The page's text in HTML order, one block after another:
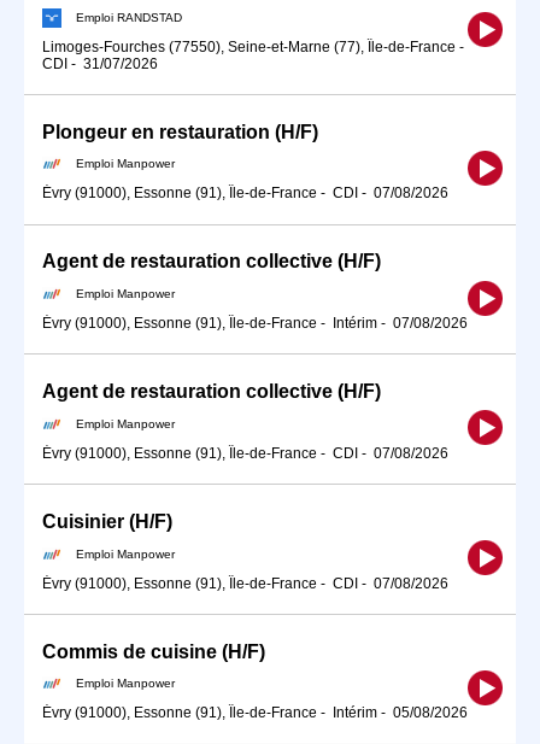
Emploi RANDSTAD
Limoges-Fourches (77550), Seine-et-Marne (77), Île-de-France -
CDI - 31/07/2026
Plongeur en restauration (H/F)
Emploi Manpower
Évry (91000), Essonne (91), Île-de-France - CDI - 07/08/2026
Agent de restauration collective (H/F)
Emploi Manpower
Évry (91000), Essonne (91), Île-de-France - Intérim - 07/08/2026
Agent de restauration collective (H/F)
Emploi Manpower
Évry (91000), Essonne (91), Île-de-France - CDI - 07/08/2026
Cuisinier (H/F)
Emploi Manpower
Évry (91000), Essonne (91), Île-de-France - CDI - 07/08/2026
Commis de cuisine (H/F)
Emploi Manpower
Évry (91000), Essonne (91), Île-de-France - Intérim - 05/08/2026